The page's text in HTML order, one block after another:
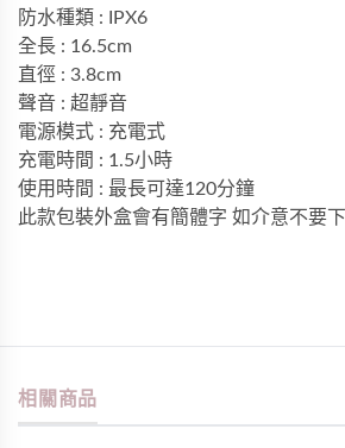
防水種類 : IPX6
全長 : 16.5cm
直徑 : 3.8cm
聲音 : 超靜音
電源模式 : 充電式
充電時間 : 1.5小時
使用時間 : 最長可達120分鐘
此款包裝外盒會有簡體字 如介意不要
相關商品